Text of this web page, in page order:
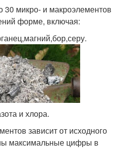
30 микро- и макроэлементов
форме, включая:
и хлора.
зависит от исходного
максимальные цифры в